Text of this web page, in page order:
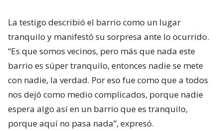
La testigo describió el barrio como un lugar
tranquilo y manifestó su sorpresa ante lo ocurrido.
“Es que somos vecinos, pero más que nada este
barrio es súper tranquilo, entonces nadie se mete
con nadie, la verdad. Por eso fue como que a todos
nos dejó como medio complicados, porque nadie
espera algo así en un barrio que es tranquilo,
porque aquí no pasa nada”, expresó.